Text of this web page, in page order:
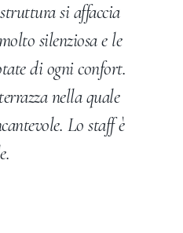
si affaccia
silenziosa e le
di ogni confort.
nella quale
Lo staff è